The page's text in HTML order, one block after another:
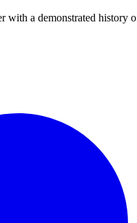
with a demonstrated history